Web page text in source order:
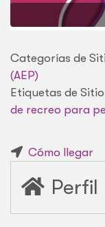
Categorías de
(AEP)
Etiquetas de
de recreo para
Cómo llegar
Perfil